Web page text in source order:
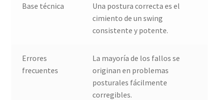
Base técnica
Una postura correcta es el
cimiento de un swing
consistente y potente.
Errores
frecuentes
La mayoría de los fallos se
originan en problemas
posturales fácilmente
corregibles.